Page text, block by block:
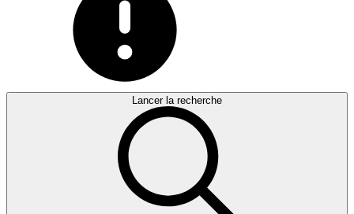
Lancer la recherche